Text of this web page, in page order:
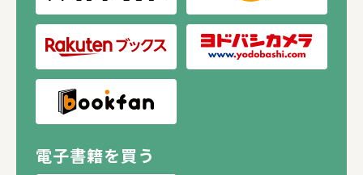
電子書籍を買う